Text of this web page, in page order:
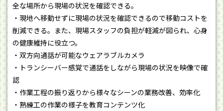
全な場所から現場の状況を確認できる。
・現地へ移動せずに現場の状況を確認できるので移動コストを
削減できる。また、現場スタッフの負担が軽減が図られ、心身
の健康維持に役立つ。
・双方向通話が可能なウェアラブルカメラ
・トランシーバー感覚で通話をしながら現場の状況を映像で確
認
・作業工程の振り返りから様々なシーンの業務改善、効率化
・熟練工の作業の様子を教育コンテンツ化